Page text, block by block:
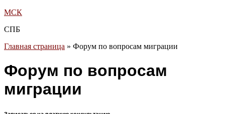
МСК
СПБ
Главная страница » Форум по вопросам миграции
Форум по вопросам
миграции